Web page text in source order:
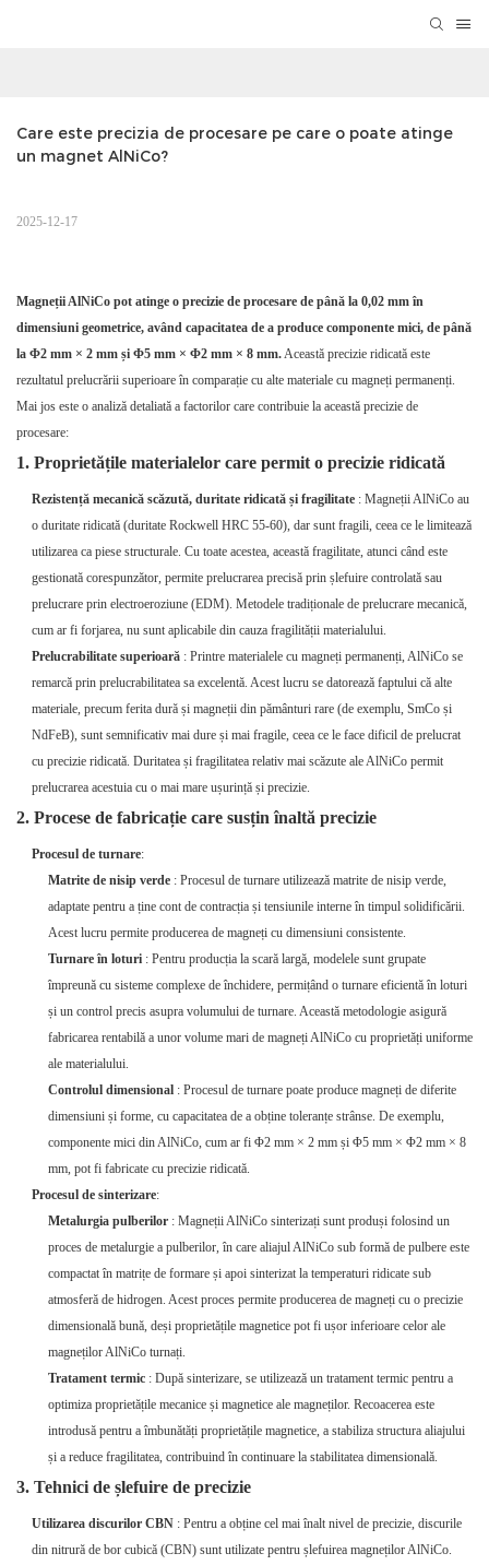
Care este precizia de procesare pe care o poate atinge
un magnet AlNiCo?
2025-12-17
Magneții AlNiCo pot atinge o precizie de procesare de până la 0,02 mm în
dimensiuni geometrice, având capacitatea de a produce componente mici, de până
la Φ2 mm × 2 mm și Φ5 mm × Φ2 mm × 8 mm.Această precizie ridicată este
rezultatul prelucrării superioare în comparație cu alte materiale cu magneți permanenți.
Mai jos este o analiză detaliată a factorilor care contribuie la această precizie de
procesare:
1. Proprietățile materialelor care permit o precizie ridicată
Rezistență mecanică scăzută, duritate ridicată și fragilitate : Magneții AlNiCo au
o duritate ridicată (duritate Rockwell HRC 55-60), dar sunt fragili, ceea ce le limitează
utilizarea ca piese structurale. Cu toate acestea, această fragilitate, atunci când este
gestionată corespunzător, permite prelucrarea precisă prin șlefuire controlată sau
prelucrare prin electroeroziune (EDM). Metodele tradiționale de prelucrare mecanică,
cum ar fi forjarea, nu sunt aplicabile din cauza fragilității materialului.
Prelucrabilitate superioară : Printre materialele cu magneți permanenți, AlNiCo se
remarcă prin prelucrabilitatea sa excelentă. Acest lucru se datorează faptului că alte
materiale, precum ferita dură și magneții din pământuri rare (de exemplu, SmCo și
NdFeB), sunt semnificativ mai dure și mai fragile, ceea ce le face dificil de prelucrat
cu precizie ridicată. Duritatea și fragilitatea relativ mai scăzute ale AlNiCo permit
prelucrarea acestuia cu o mai mare ușurință și precizie.
2. Procese de fabricație care susțin înaltă precizie
Procesul de turnare:
Matrite de nisip verde: Procesul de turnare utilizează matrite de nisip verde,
adaptate pentru a ține cont de contracția și tensiunile interne în timpul solidificării.
Acest lucru permite producerea de magneți cu dimensiuni consistente.
Turnare în loturi: Pentru producția la scară largă, modelele sunt grupate
împreună cu sisteme complexe de închidere, permițând o turnare eficientă în loturi
și un control precis asupra volumului de turnare. Această metodologie asigură
fabricarea rentabilă a unor volume mari de magneți AlNiCo cu proprietăți uniforme
ale materialului.
Controlul dimensional: Procesul de turnare poate produce magneți de diferite
dimensiuni și forme, cu capacitatea de a obține toleranțe strânse. De exemplu,
componente mici din AlNiCo, cum ar fi Φ2 mm × 2 mm și Φ5 mm × Φ2 mm × 8
mm, pot fi fabricate cu precizie ridicată.
Procesul de sinterizare:
Metalurgia pulberilor: Magneții AlNiCo sinterizați sunt produși folosind un
proces de metalurgie a pulberilor, în care aliajul AlNiCo sub formă de pulbere este
compactat în matrițe de formare și apoi sinterizat la temperaturi ridicate sub
atmosferă de hidrogen. Acest proces permite producerea de magneți cu o precizie
dimensională bună, deși proprietățile magnetice pot fi ușor inferioare celor ale
magneților AlNiCo turnați.
Tratament termic: După sinterizare, se utilizează un tratament termic pentru a
optimiza proprietățile mecanice și magnetice ale magneților. Recoacerea este
introdusă pentru a îmbunătăți proprietățile magnetice, a stabiliza structura aliajului
și a reduce fragilitatea, contribuind în continuare la stabilitatea dimensională.
3. Tehnici de șlefuire de precizie
Utilizarea discurilor CBN : Pentru a obține cel mai înalt nivel de precizie, discurile
din nitrură de bor cubică (CBN) sunt utilizate pentru șlefuirea magneților AlNiCo.